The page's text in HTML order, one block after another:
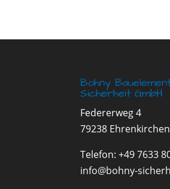
Bohny
Sicherheit GmbH
Federerweg 4
79238 Ehrenkirchen
Telefon:+49 7633
info@bohny-